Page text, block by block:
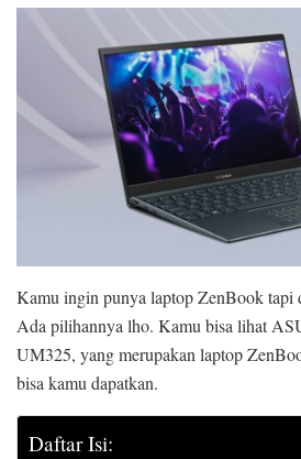
Kamu ingin punya laptop ZenBook tapi
Ada pilihannya lho. Kamu bisa lihat
UM325, yang merupakan laptop
bisa kamu dapatkan.
Daftar Isi: